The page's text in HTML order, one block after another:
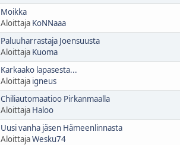
Moikka
Aloittaja KoNNaaa
Paluuharrastaja Joensuusta
Aloittaja Kuoma
Karkaako lapasesta...
Aloittaja igneus
Chiliautomaatioo Pirkanmaalla
Aloittaja Haloo
Uusi vanha jäsen Hämeenlinnasta
AloittajaWesku74